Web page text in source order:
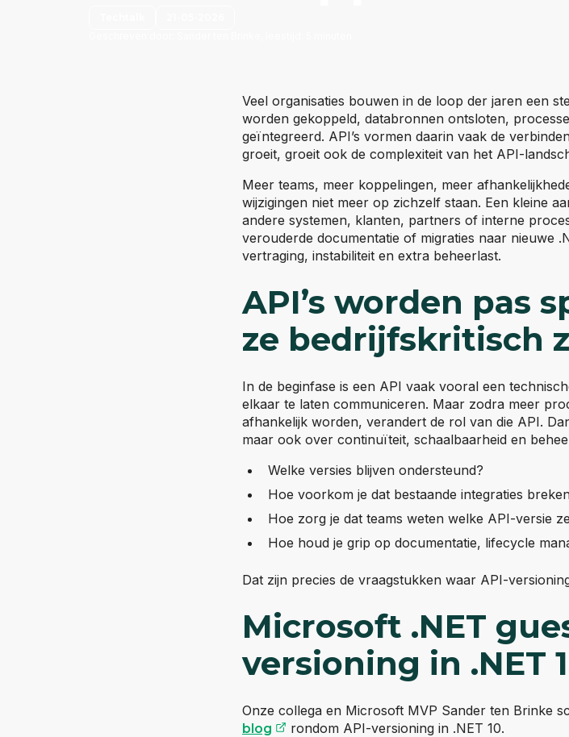
Veel organisaties bouwen in de loop der jaren een
worden gekoppeld, databronnen ontsloten,
geïntegreerd. API’s vormen daarin vaak de
groeit, groeit ook de complexiteit van het API-
Meer teams, meer koppelingen, meer
wijzigingen niet meer op zichzelf staan. Een kleine
andere systemen, klanten, partners of interne
verouderde documentatie of migraties naar nieuwe
vertraging, instabiliteit en extra beheerlast.
API’s worden pas
ze bedrijfskritisch
In de beginfase is een API vaak vooral een
elkaar te laten communiceren. Maar zodra meer
afhankelijk worden, verandert de rol van die API.
maar ook over continuïteit, schaalbaarheid en
Welke versies blijven ondersteund?
Hoe voorkom je dat bestaande integraties
Hoe zorg je dat teams weten welke API-versie
Hoe houd je grip op documentatie, lifecycle
Dat zijn precies de vraagstukken waar API-
Microsoft .NET
versioning in .NET
Onze collega en Microsoft MVP Sander ten Brinke
blog (opent externe website)
rondom API-versioning in .NET 10.